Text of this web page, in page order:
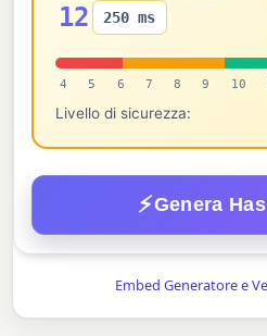
12 250 ms
4 5 6 7 8 9 10
Livello di sicurezza:
⚡Genera
Embed Generatore e